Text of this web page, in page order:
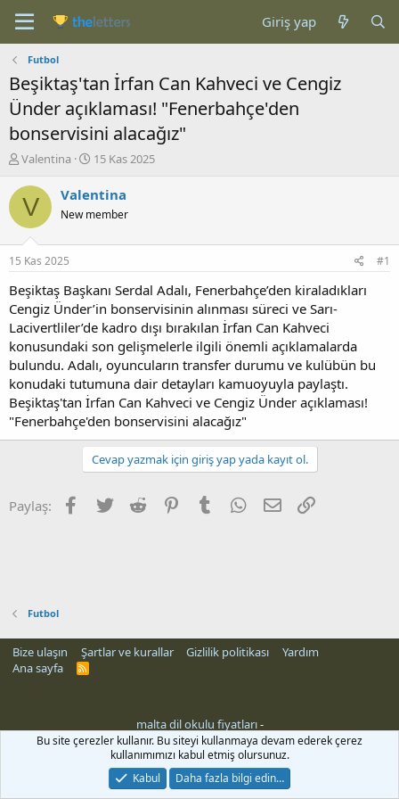
Giriş yap
Futbol
Beşiktaş'tan İrfan Can Kahveci ve Cengiz
Ünder açıklaması! "Fenerbahçe'den
bonservisini alacağız"
K
n
b
u
u
b
a
l
a
t
a
n
Valentina
B
ş
a
ç
t
a
r
i
h
i
15 Kas 2025
V Valentina
New member
15 Kas 2025 #1
Beşiktaş Başkanı Serdal Adalı, Fenerbahçe’den kiraladıkları
Cengiz Ünder’in bonservisinin alınması süreci ve Sarı-
Lacivertliler’de kadro dışı bırakılan İrfan Can Kahveci
konusundaki son gelişmelerle ilgili önemli açıklamalarda
bulundu. Adalı, oyuncuların transfer durumu ve kulübün bu
konudaki tutumuna dair detayları kamuoyuyla paylaştı.
Beşiktaş'tan İrfan Can Kahveci ve Cengiz Ünder açıklaması!
"Fenerbahçe'den bonservisini alacağız"
Cevap yazmak için giriş yap yada kayıt ol.
Paylaş: Facebook
Twitter Reddit PinterestTumblr WhatsApp
E-posta
Futbol
Bize ulaşın Şartlar ve kurallar Gizlilik politikası
Yardım
Ana sayfa
R
malta dil okulu fiyatları-
Bu site çerezler kullanır. Bu siteyi kullanmaya devam ederek çerez
kullanımımızı kabul etmiş olursunuz.
Kabul
Daha fazla bilgi edin…